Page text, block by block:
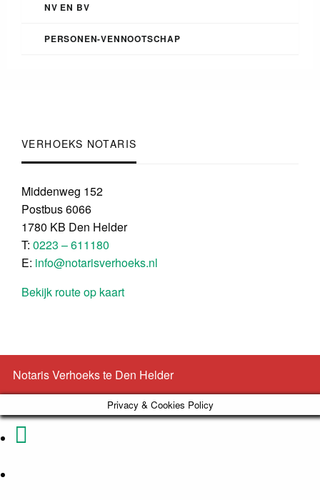
NV EN BV
PERSONEN-VENNOOTSCHAP
VERHOEKS NOTARIS
Middenweg 152
Postbus 6066
1780 KB Den Helder
T: 0223 – 611180
E: info@notarisverhoeks.nl
Bekijk route op kaart
Notaris Verhoeks te Den Helder
Privacy & Cookies Policy